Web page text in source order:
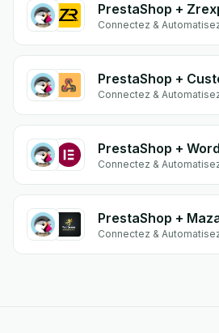
PrestaShop +
Connectez &
PrestaShop +
Connectez &
Connectez &
PrestaShop +
Connectez &